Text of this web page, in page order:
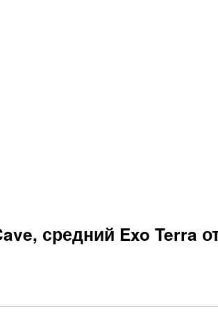
средний Exo Terra